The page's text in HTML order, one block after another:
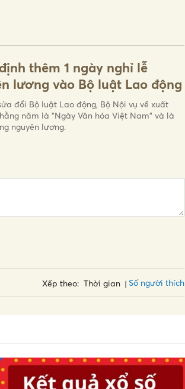
thêm 1 ngày nghỉ lễ
lương vào Bộ luật Lao động
đổi Bộ luật Lao động, Bộ Nội vụ về xuất
năm là "Ngày Văn hóa Việt Nam" và là
nguyên lương.
Xếp theo: Thời gian Số người thích